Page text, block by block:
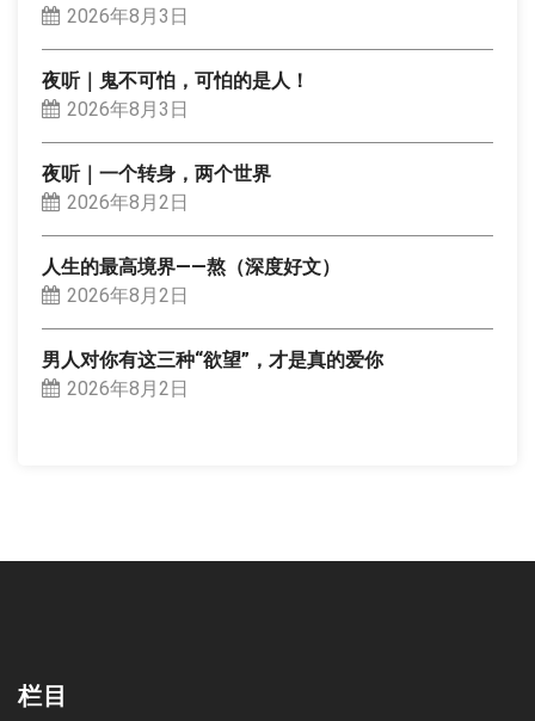
2026年8月3日
夜听｜鬼不可怕，可怕的是人！
2026年8月3日
夜听｜一个转身，两个世界
2026年8月2日
人生的最高境界——熬（深度好文）
2026年8月2日
男人对你有这三种“欲望”，才是真的爱你
2026年8月2日
栏目